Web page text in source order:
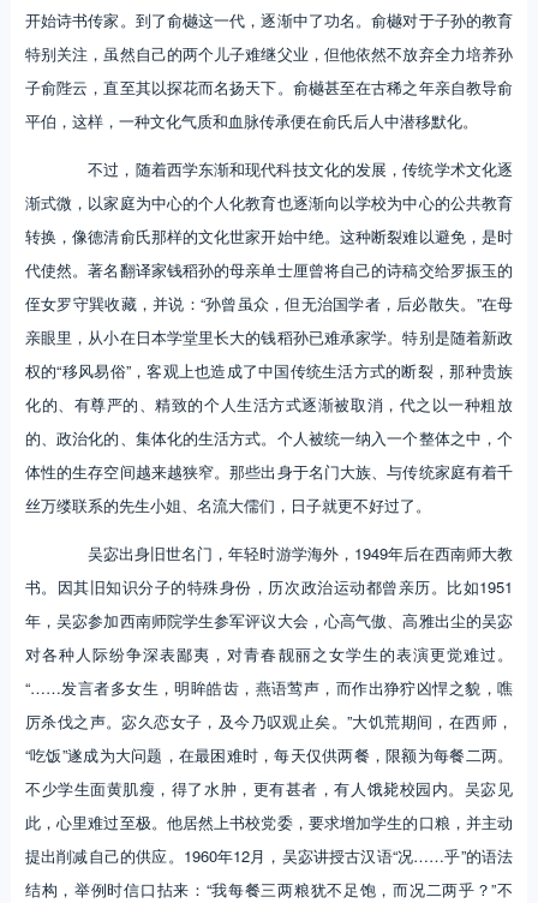
开始诗书传家。到了俞樾这一代，逐渐中了功名。俞樾对于子孙的教育
特别关注，虽然自己的两个儿子难继父业，但他依然不放弃全力培养孙
子俞陛云，直至其以探花而名扬天下。俞樾甚至在古稀之年亲自教导俞
平伯，这样，一种文化气质和血脉传承便在俞氏后人中潜移默化。
不过，随着西学东渐和现代科技文化的发展，传统学术文化逐
渐式微，以家庭为中心的个人化教育也逐渐向以学校为中心的公共教育
转换，像德清俞氏那样的文化世家开始中绝。这种断裂难以避免，是时
代使然。著名翻译家钱稻孙的母亲单士厘曾将自己的诗稿交给罗振玉的
侄女罗守巽收藏，并说：“孙曾虽众，但无治国学者，后必散失。”在母
亲眼里，从小在日本学堂里长大的钱稻孙已难承家学。特别是随着新政
权的“移风易俗”，客观上也造成了中国传统生活方式的断裂，那种贵族
化的、有尊严的、精致的个人生活方式逐渐被取消，代之以一种粗放
的、政治化的、集体化的生活方式。个人被统一纳入一个整体之中，个
体性的生存空间越来越狭窄。那些出身于名门大族、与传统家庭有着千
丝万缕联系的先生小姐、名流大儒们，日子就更不好过了。
吴宓出身旧世名门，年轻时游学海外，1949年后在西南师大教
书。因其旧知识分子的特殊身份，历次政治运动都曾亲历。比如1951
年，吴宓参加西南师院学生参军评议大会，心高气傲、高雅出尘的吴宓
对各种人际纷争深表鄙夷，对青春靓丽之女学生的表演更觉难过。
“……发言者多女生，明眸皓齿，燕语莺声，而作出狰狞凶悍之貌，噍
厉杀伐之声。宓久恋女子，及今乃叹观止矣。”大饥荒期间，在西师，
“吃饭”遂成为大问题，在最困难时，每天仅供两餐，限额为每餐二两。
不少学生面黄肌瘦，得了水肿，更有甚者，有人饿毙校园内。吴宓见
此，心里难过至极。他居然上书校党委，要求增加学生的口粮，并主动
提出削减自己的供应。1960年12月，吴宓讲授古汉语“况……乎”的语法
结构，举例时信口拈来：“我每餐三两粮犹不足饱，而况二两乎？”不